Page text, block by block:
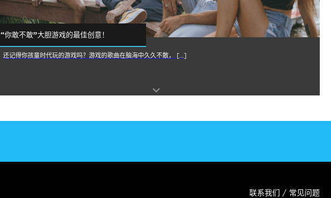
“你敢不敢”大胆游戏的最佳创意！
还记得你孩童时代玩的游戏吗？游戏的歌曲在脑海中久久不散， […]
联系我们 / 常见问题